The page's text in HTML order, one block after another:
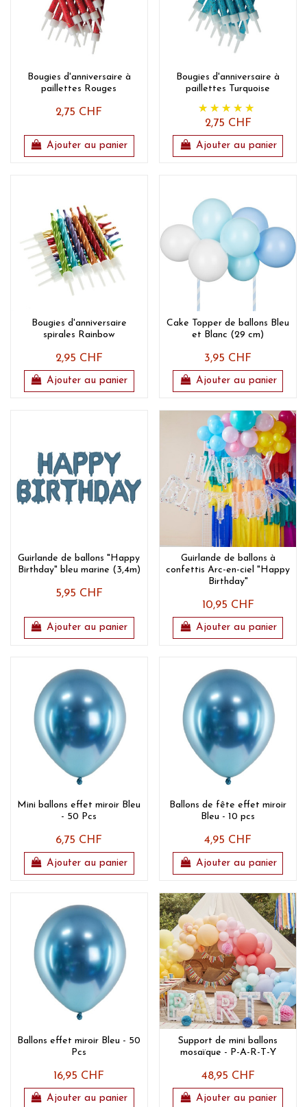
Bougies d'anniversaire à
paillettes Rouges
2,75 CHF
Ajouter au panier
Bougies d'anniversaire à
paillettes Turquoise
2,75 CHF
Ajouter au panier
Bougies d'anniversaire
spirales Rainbow
2,95 CHF
Ajouter au panier
Cake Topper de ballons Bleu
et Blanc (29 cm)
3,95 CHF
Ajouter au panier
Guirlande de ballons "Happy
Birthday" bleu marine (3,4m)
5,95 CHF
Ajouter au panier
Guirlande de ballons à
confettis Arc-en-ciel "Happy
Birthday"
10,95 CHF
Ajouter au panier
Mini ballons effet miroir Bleu
- 50 Pcs
6,75 CHF
Ajouter au panier
Ballons de fête effet miroir
Bleu - 10 pcs
4,95 CHF
Ajouter au panier
Ballons effet miroir Bleu - 50
Pcs
16,95 CHF
Ajouter au panier
Support de mini ballons
mosaïque - P-A-R-T-Y
48,95 CHF
Ajouter au panier